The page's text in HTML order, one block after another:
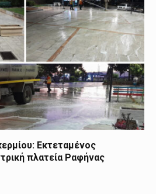
Εκτεταμένος
πλατεία Ραφήνας